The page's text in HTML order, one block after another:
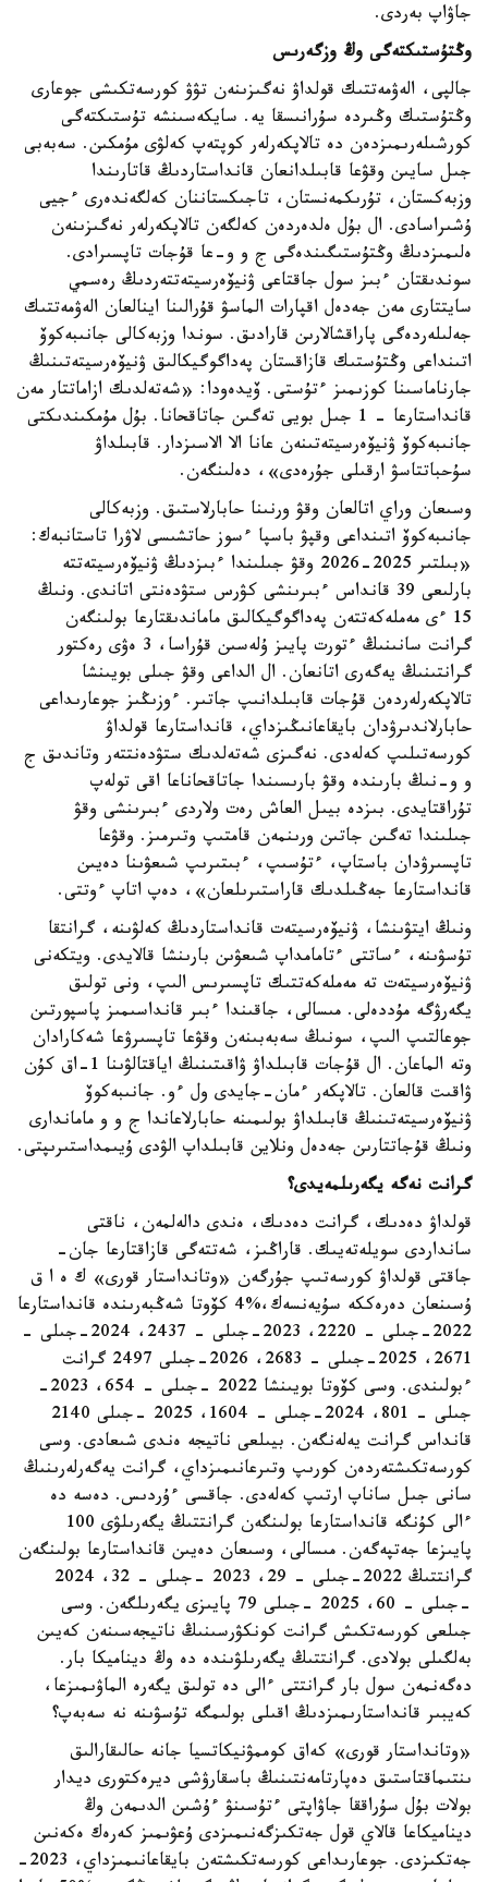
جاۋاپ بەردى.
وڭتۇستىكتەگى وڭ وزگەرىس
جالپى، الەۋمەتتىك قولداۋ نەگىزىنەن تۋۋ كورسەتكىشى جوعارى
وڭتۇستىك وڭىردە سۇرانىسقا يە. سايكەسىنشە تۇستىكتەگى
كورشىلەرىمىزدەن دە تالاپكەرلەر كوپتەپ كەلۋى مۇمكىن. سەبەبى
جىل سايىن وقۋعا قابىلدانعان قانداستاردىڭ قاتارىندا
وزبەكستان، تۇرىكمەنستان، تاجىكستاننان كەلگەندەرى ءجيى
ۇشىراسادى. ال بۇل ەلدەردەن كەلگەن تالاپكەرلەر نەگىزىنەن
ەلىمىزدىڭ وڭتۇستىگىندەگى ج و و-عا قۇجات تاپسىرادى.
سوندىقتان ءبىز سول جاقتاعى ۋنيۆەرسيتەتتەردىڭ رەسمي
سايتتارى مەن جەدەل اقپارات الماسۋ قۇرالىنا اينالعان الەۋمەتتىك
جەلىلەردەگى پاراقشالارىن قارادىق. سوندا وزبەكالى جانىبەكوۆ
اتىنداعى وڭتۇستىك قازاقستان پەداگوگيكالىق ۋنيۆەرسيتەتىنىڭ
جارناماسىنا كوزىمىز ءتۇستى. ۆيدەودا: «شەتەلدىك ازاماتتار مەن
قانداستارعا - 1 جىل بويى تەگىن جاتاقحانا. بۇل مۇمكىندىكتى
جانىبەكوۆ ۋنيۆەرسيتەتىنەن عانا الا الاسىزدار. قابىلداۋ
سۇحباتتاسۋ ارقىلى جۇرەدى»، دەلىنگەن.
وسىعان وراي اتالعان وقۋ ورنىنا حابارلاستىق. وزبەكالى
جانىبەكوۆ اتىنداعى وقپۋ باسپا ءسوز حاتشىسى لاۋرا تاستانبەك:
«بىلتىر 2025-2026 وقۋ جىلىندا ءبىزدىڭ ۋنيۆەرسيتەتتە
بارلىعى 39 قانداس ءبىرىنشى كۋرس ستۋدەنتى اتاندى. ونىڭ
15 ءى مەملەكەتتەن پەداگوگيكالىق ماماندىقتارعا بولىنگەن
گرانت سانىنىڭ ءتورت پايىز ۇلەسىن قۇراسا، 3 ەۋى رەكتور
گرانتىنىڭ يەگەرى اتانعان. ال الداعى وقۋ جىلى بويىنشا
تالاپكەرلەردەن قۇجات قابىلدانىپ جاتىر. ءوزىڭىز جوعارىداعى
حابارلاندىرۋدان بايقاعانىڭىزداي، قانداستارعا قولداۋ
كورسەتىلىپ كەلەدى. نەگىزى شەتەلدىك ستۋدەنتتەر وتاندىق ج
و و-نىڭ بارىندە وقۋ بارىسىندا جاتاقحاناعا اقى تولەپ
تۇراقتايدى. بىزدە بيىل العاش رەت ولاردى ءبىرىنشى وقۋ
جىلىندا تەگىن جاتىن ورىنمەن قامتىپ وتىرمىز. وقۋعا
تاپسىرۋدان باستاپ، ءتۇسىپ، ءبىتىرىپ شىعۋىنا دەيىن
قانداستارعا جەڭىلدىك قاراستىرىلعان»، دەپ اتاپ ءوتتى.
ونىڭ ايتۋىنشا، ۋنيۆەرسيتەت قانداستاردىڭ كەلۋىنە، گرانتقا
تۇسۋىنە، ءساتتى ءتامامداپ شىعۋىن بارىنشا قالايدى. ويتكەنى
ۋنيۆەرسيتەت تە مەملەكەتتىك تاپسىرىس الىپ، ونى تولىق
يگەرۋگە مۇددەلى. مىسالى، جاقىندا ءبىر قانداسىمىز پاسپورتىن
جوعالتىپ الىپ، سونىڭ سەبەبىنەن وقۋعا تاپسىرۋعا شەكارادان
وتە الماعان. ال قۇجات قابىلداۋ ۋاقىتىنىڭ اياقتالۋىنا 1-اق كۇن
ۋاقىت قالعان. تالاپكەر ءمان-جايدى ول ءو. جانىبەكوۆ
ۋنيۆەرسيتەتىنىڭ قابىلداۋ بولىمىنە حابارلاعاندا ج و و ماماندارى
ونىڭ قۇجاتتارىن جەدەل ونلاين قابىلداپ الۋدى ۇيىمداستىرىپتى.
گرانت نەگە يگەرىلمەيدى؟
قولداۋ دەدىك، گرانت دەدىك، ەندى دالەلمەن، ناقتى
سانداردى سويلەتەيىك. قاراڭىز، شەتتەگى قازاقتارعا جان-
جاقتى قولداۋ كورسەتىپ جۇرگەن «وتانداستار قورى» ك ە ا ق
ۇسىنعان دەرەككە سۇيەنسەك،%4 كۆوتا شەڭبەرىندە قانداستارعا
2022-جىلى – 2220، 2023-جىلى – 2437، 2024-جىلى –
2671، 2025-جىلى – 2683، 2026-جىلى 2497 گرانت
ءبولىندى. وسى كۆوتا بويىنشا 2022 -جىلى – 654، 2023-
جىلى – 801، 2024-جىلى – 1604، 2025 -جىلى 2140
قانداس گرانت يەلەنگەن. بيىلعى ناتيجە ەندى شىعادى. وسى
كورسەتكىشتەردەن كورىپ وتىرعانىمىزداي، گرانت يەگەرلەرىنىڭ
سانى جىل ساناپ ارتىپ كەلەدى. جاقسى ءۇردىس. دەسە دە
ءالى كۇنگە قانداستارعا بولىنگەن گرانتتىڭ يگەرىلۋى 100
پايىزعا جەتپەگەن. مىسالى، وسىعان دەيىن قانداستارعا بولىنگەن
گرانتتىڭ 2022-جىلى – 29، 2023 -جىلى – 32، 2024
-جىلى – 60، 2025 -جىلى 79 پايىزى يگەرىلگەن. وسى
جىلعى كورسەتكىش گرانت كونكۋرسىنىڭ ناتيجەسىنەن كەيىن
بەلگىلى بولادى. گرانتتىڭ يگەرىلۋىندە دە وڭ ديناميكا بار.
دەگەنمەن سول بار گرانتتى ءالى دە تولىق يگەرە الماۋىمىزعا،
كەيبىر قانداستارىمىزدىڭ اقىلى بولىمگە تۇسۋىنە نە سەبەپ؟
«وتانداستار قورى» كەاق كوممۋنيكاتسيا جانە حالىقارالىق
ىنتىماقتاستىق دەپارتامەنتىنىڭ باسقارۋشى ديرەكتورى ديدار
بولات بۇل سۇراققا جاۋاپتى ءتۇسىنۋ ءۇشىن الدىمەن وڭ
ديناميكاعا قالاي قول جەتكىزگەنىمىزدى ۇعۋىمىز كەرەك ەكەنىن
جەتكىزدى. جوعارىداعى كورسەتكىشتەن بايقاعانىمىزداي، 2023-